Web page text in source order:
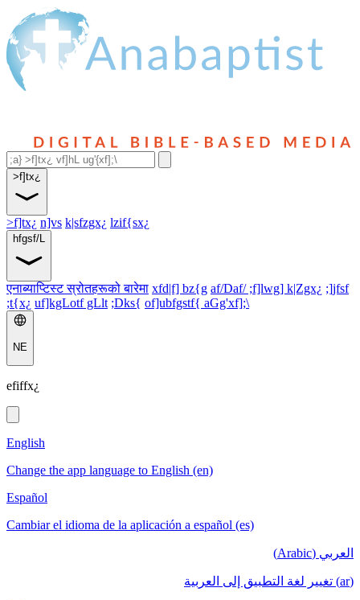
>f]tx¿
>f]tx¿ n]vs k|sfzgx¿ lzif{sx¿
hfgsf/L
एनाब्याप्टिस्ट स्रोतहरूको बारेमा xfd|f] bz{g af/Daf/ ;f]lwg] k|Zgx¿ ;]jfsf
;t{x¿ uf]kgLotf gLlt ;Dks{ of]ubfgstf{ aGg'xf];\
NE
efiffx¿
English
Change the app language to English (en)
Español
Cambiar el idioma de la aplicación a español (es)
العربي (Arabic)
(ar) تغيير لغة التطبيق إلى العربية